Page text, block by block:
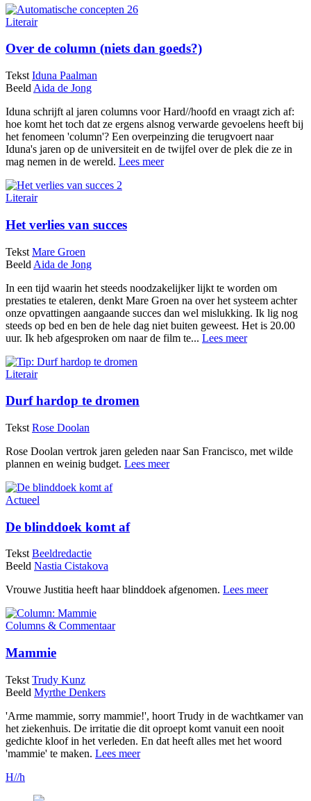
Literair
Over de column (niets dan goeds?)
Tekst Iduna Paalman
Beeld Aida de Jong
Iduna schrijft al jaren columns voor Hard//hoofd en vraagt zich af:
hoe komt het toch dat ze ergens alsnog verwarde gevoelens heeft bij
het fenomeen 'column'? Een overpeinzing die terugvoert naar
Iduna's jaren op de universiteit en de twijfel over de plek die ze in
mag nemen in de wereld. Lees meer
Literair
Het verlies van succes
Tekst Mare Groen
Beeld Aida de Jong
In een tijd waarin het steeds noodzakelijker lijkt te worden om
prestaties te etaleren, denkt Mare Groen na over het systeem achter
onze opvattingen aangaande succes dan wel mislukking. Ik lig nog
steeds op bed en ben de hele dag niet buiten geweest. Het is 20.00
uur. Ik heb afgesproken om naar de film te... Lees meer
Literair
Durf hardop te dromen
Tekst Rose Doolan
Rose Doolan vertrok jaren geleden naar San Francisco, met wilde
plannen en weinig budget. Lees meer
Actueel
De blinddoek komt af
Tekst Beeldredactie
Beeld Nastia Cistakova
Vrouwe Justitia heeft haar blinddoek afgenomen. Lees meer
Columns & Commentaar
Mammie
Tekst Trudy Kunz
Beeld Myrthe Denkers
'Arme mammie, sorry mammie!', hoort Trudy in de wachtkamer van
het ziekenhuis. De irritatie die dit oproept komt vanuit een nooit
gedichte kloof in het verleden. En dat heeft alles met het woord
'mammie' te maken. Lees meer
H//h